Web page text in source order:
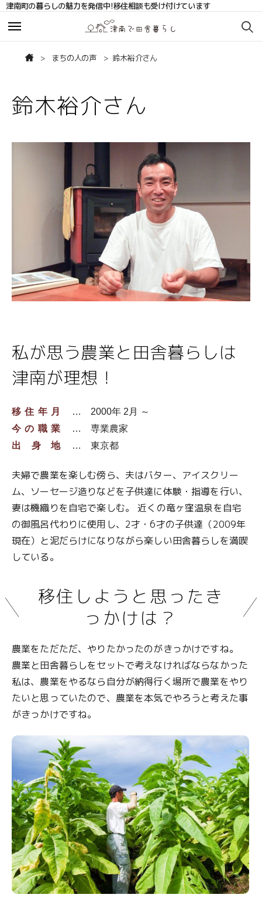
津南町の暮らしの魅力を発信中!移住相談も受け付けています
お知らせ
移住相談サポート
移住コーディネーターブログ
お問い合わせ
ブログ
移住コーディネーターブログ
津南の魅力
津南について
アクセス
仕事
住まい
雪国の家選び
空き家バンク
CLOSE
お知らせ
移住相談サポート
移住コーディネーターブログ
お問い合わせ
ブログ
移住コーディネーターブログ
津南の魅力
津南について
アクセス
仕事
住まい
雪国の家選び
空き家バンク
CLOSE
まちの人の声 鈴木裕介さん
鈴木裕介さん
私が思う農業と田舎暮らしは
津南が理想！
移住年月
2000年 2月 ～
今の職業
専業農家
出身地
東京都
夫婦で農業を楽しむ傍ら、夫はバター、アイスクリー
ム、ソーセージ造りなどを子供達に体験・指導を行い、
妻は機織りを自宅で楽しむ。 近くの竜ヶ窪温泉を自宅
の御風呂代わりに使用し、2才・6才の子供達（2009年
現在）と泥だらけになりながら楽しい田舎暮らしを満喫
している。
移住しようと思ったき
っかけは？
農業をただただ、やりたかったのがきっかけですね。
農業と田舎暮らしをセットで考えなければならなかった
私は、農業をやるなら自分が納得行く場所で農業をやり
たいと思っていたので、農業を本気でやろうと考えた事
がきっかけですね。